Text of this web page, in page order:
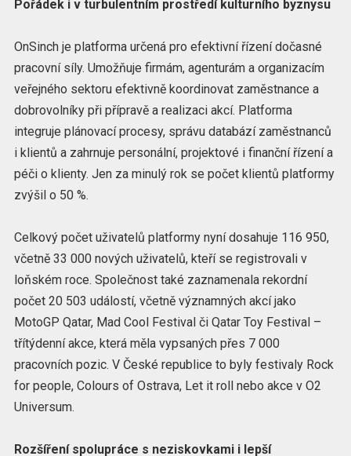
Pořádek i v turbulentním prostředí kulturního byznysu
OnSinch je platforma určená pro efektivní řízení dočasné
pracovní síly. Umožňuje firmám, agenturám a organizacím
veřejného sektoru efektivně koordinovat zaměstnance a
dobrovolníky při přípravě a realizaci akcí. Platforma
integruje plánovací procesy, správu databází zaměstnanců
i klientů a zahrnuje personální, projektové i finanční řízení a
péči o klienty. Jen za minulý rok se počet klientů platformy
zvýšil o 50 %.
Celkový počet uživatelů platformy nyní dosahuje 116 950,
včetně 33 000 nových uživatelů, kteří se registrovali v
loňském roce. Společnost také zaznamenala rekordní
počet 20 503 událostí, včetně významných akcí jako
MotoGP Qatar, Mad Cool Festival či Qatar Toy Festival –
třítýdenní akce, která měla vypsaných přes 7 000
pracovních pozic. V České republice to byly festivaly Rock
for people, Colours of Ostrava, Let it roll nebo akce v O2
Universum.
Rozšíření spolupráce s neziskovkami i lepší